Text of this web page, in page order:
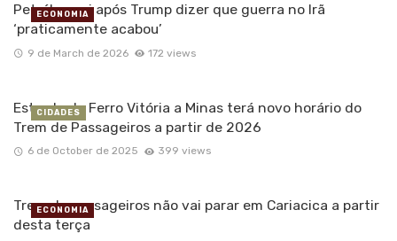
Petróleo cai após Trump dizer que guerra no Irã
‘praticamente acabou’
9 de March de 2026 172 views
ECONOMIA
Estrada de Ferro Vitória a Minas terá novo horário do
Trem de Passageiros a partir de 2026
6 de October de 2025 399 views
CIDADES
Trem de passageiros não vai parar em Cariacica a partir
desta terça
ECONOMIA